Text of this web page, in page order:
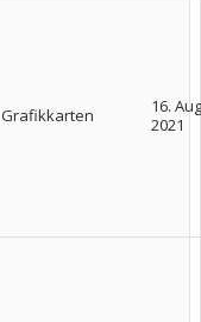
Grafikkarten
16.
2021